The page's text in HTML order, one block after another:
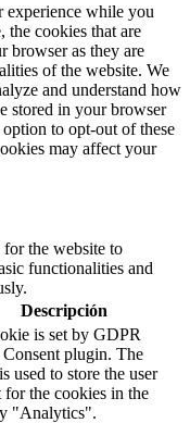
experience while you
the cookies that are
browser as they are
of the website. We
and understand how
stored in your browser
to opt-out of these
may affect your
for the website to
functionalities and
Descripción
is set by GDPR
plugin. The
used to store the user
for the cookies in the
"Analytics".